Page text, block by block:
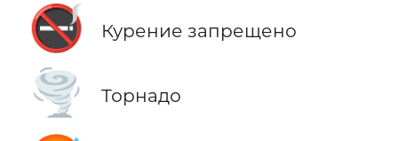
🚭 Курение запрещено
🌪️ Торнадо